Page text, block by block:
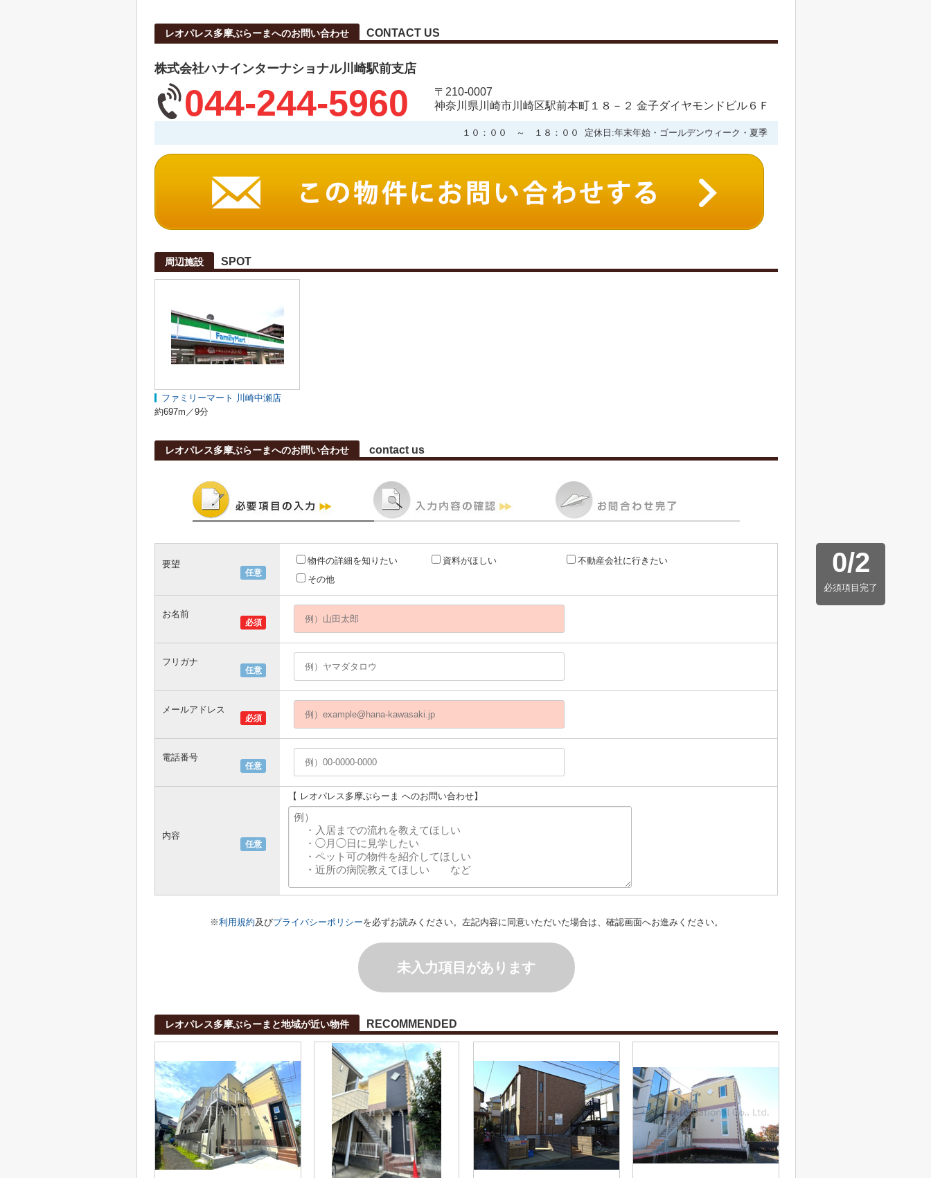
レオパレス多摩ぶらーまへのお問い合わせ CONTACT US
株式会社ハナインターナショナル川崎駅前支店
044-244-5960
〒210-0007
神奈川県川崎市川崎区駅前本町１８－２ 金子ダイヤモンドビル６Ｆ
１０：００ ～ １８：００ 定休日:年末年始・ゴールデンウィーク・夏季
周辺施設 SPOT
ファミリーマート 川崎中瀬店
約697m／9分
レオパレス多摩ぶらーまへのお問い合わせ contact us
0/2
必須項目完了
任意
要望 物件の詳細を知りたい 資料がほしい
不動産会社に行きたい
その他
必須
お名前
任意
フリガナ
必須
メールアドレス
任意
電話番号
任意
内容
【 レオパレス多摩ぶらーま へのお問い合わせ】
※利用規約及びプライバシーポリシーを必ずお読みください。左記内容に同意いただいた場合は、確認画面へお進みください。
未入力項目があります
レオパレス多摩ぶらーまと地域が近い物件 RECOMMENDED